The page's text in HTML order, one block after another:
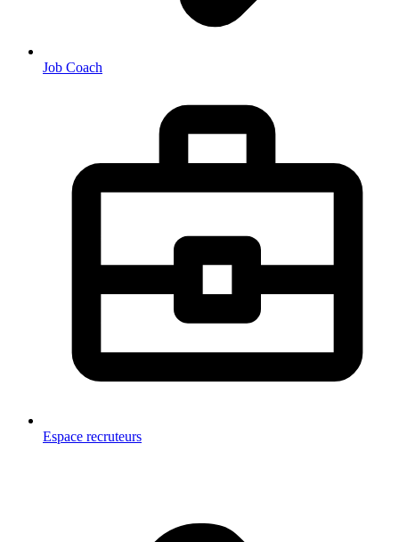
Job Coach
Espace recruteurs